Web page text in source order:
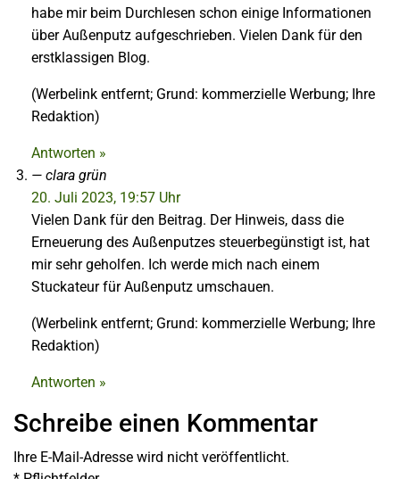
habe mir beim Durchlesen schon einige Informationen
über Außenputz aufgeschrieben. Vielen Dank für den
erstklassigen Blog.
(Werbelink entfernt; Grund: kommerzielle Werbung; Ihre
Redaktion)
Antworten »
clara grün
20. Juli 2023, 19:57 Uhr
Vielen Dank für den Beitrag. Der Hinweis, dass die
Erneuerung des Außenputzes steuerbegünstigt ist, hat
mir sehr geholfen. Ich werde mich nach einem
Stuckateur für Außenputz umschauen.
(Werbelink entfernt; Grund: kommerzielle Werbung; Ihre
Redaktion)
Antworten »
Schreibe einen Kommentar
Ihre E-Mail-Adresse wird nicht veröffentlicht.